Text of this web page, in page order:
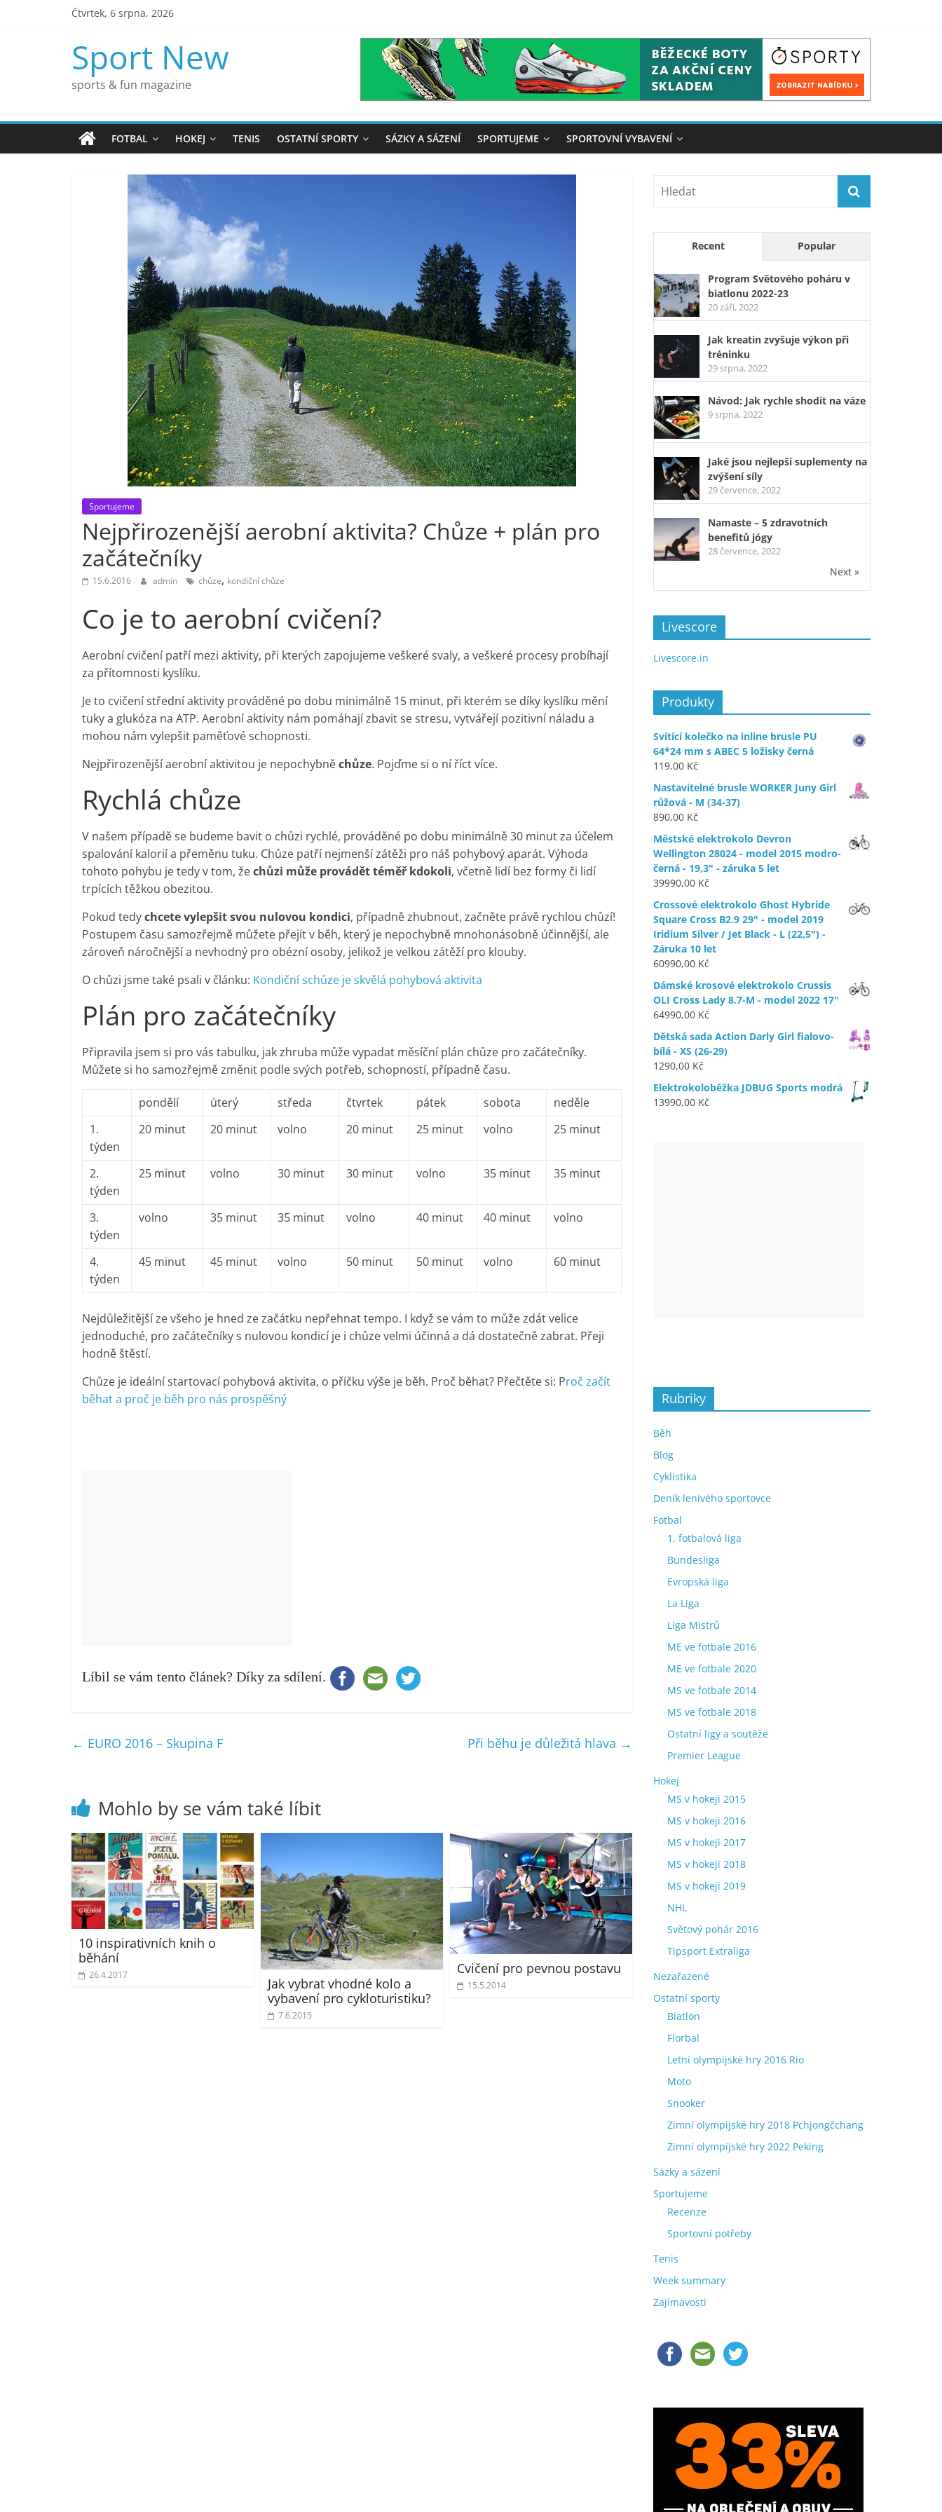
Čtvrtek, 6 srpna, 2026
Sport New
sports & fun magazine
FOTBAL HOKEJ TENIS OSTATNÍ SPORTY SÁZKY A SÁZENÍ SPORTUJEME SPORTOVNÍ VYBAVENÍ
Sportujeme
Nejpřirozenější aerobní aktivita? Chůze + plán pro
začátečníky
15.6.2016 admin chůze, kondiční chůze
Co je to aerobní cvičení?
Aerobní cvičení patří mezi aktivity, při kterých zapojujeme veškeré svaly, a veškeré procesy probíhají
za přítomnosti kyslíku.
Je to cvičení střední aktivity prováděné po dobu minimálně 15 minut, při kterém se díky kyslíku mění
tuky a glukóza na ATP. Aerobní aktivity nám pomáhají zbavit se stresu, vytvářejí pozitivní náladu a
mohou nám vylepšit paměťové schopnosti.
Nejpřirozenější aerobní aktivitou je nepochybněchůze. Pojďme si o ní říct více.
Rychlá chůze
V našem případě se budeme bavit o chůzi rychlé, prováděné po dobu minimálně 30 minut za účelem
spalování kalorií a přeměnu tuku. Chůze patří nejmenší zátěži pro náš pohybový aparát. Výhoda
tohoto pohybu je tedy v tom, žechůzi může provádět téměř kdokoli, včetně lidí bez formy či lidí
trpících těžkou obezitou.
Pokud tedychcete vylepšit svou nulovou kondici, případně zhubnout, začněte právě rychlou chůzí!
Postupem času samozřejmě můžete přejít v běh, který je nepochybně mnohonásobně účinnější, ale
zároveň náročnější a nevhodný pro obézní osoby, jelikož je velkou zátěží pro klouby.
O chůzi jsme také psali v článku: Kondiční schůze je skvělá pohybová aktivita
Plán pro začátečníky
Připravila jsem si pro vás tabulku, jak zhruba může vypadat měsíční plán chůze pro začátečníky.
Můžete si ho samozřejmě změnit podle svých potřeb, schopností, případně času.
pondělí úterý středa čtvrtek pátek sobota
neděle
1.
týden
20 minut 20 minut volno 20 minut 25 minut volno 25 minut
2.
týden
25 minut volno 30 minut 30 minut volno 35 minut 35 minut
3.
týden
volno 35 minut 35 minut volno 40 minut 40 minut volno
4.
týden
45 minut 45 minut volno 50 minut 50 minut volno 60 minut
Nejdůležitější ze všeho je hned ze začátku nepřehnat tempo. I když se vám to může zdát velice
jednoduché, pro začátečníky s nulovou kondicí je i chůze velmi účinná a dá dostatečně zabrat. Přeji
hodně štěstí.
Chůze je ideální startovací pohybová aktivita, o příčku výše je běh. Proč běhat? Přečtěte si: Proč začít
běhat a proč je běh pro nás prospěšný
Líbil se vám tento článek? Díky za sdílení.
← EURO 2016 – Skupina F Při běhu je důležitá hlava →
Mohlo by se vám také líbit
10 inspirativních knih o
běhání
26.4.2017
Jak vybrat vhodné kolo a
vybavení pro cykloturistiku?
7.6.2015
Cvičení pro pevnou postavu
15.5.2014
Recent Popular
Program Světového poháru v
biatlonu 2022-23
20 září, 2022
Jak kreatin zvyšuje výkon při
tréninku
29 srpna, 2022
Návod: Jak rychle shodit na váze
9 srpna, 2022
Jaké jsou nejlepší suplementy na
zvýšení síly
29 července, 2022
Namaste – 5 zdravotních
benefitů jógy
28 července, 2022
Next »
Livescore
Livescore.in
Produkty
Svítící kolečko na inline brusle PU
64*24 mm s ABEC 5 ložisky černá
119,00 Kč
Nastavitelné brusle WORKER Juny Girl
růžová - M (34-37)
890,00 Kč
Městské elektrokolo Devron
Wellington 28024 - model 2015 modro-
černá - 19,3" - záruka 5 let
39990,00 Kč
Crossové elektrokolo Ghost Hybride
Square Cross B2.9 29" - model 2019
Iridium Silver / Jet Black - L (22,5") -
Záruka 10 let
60990,00 Kč
Dámské krosové elektrokolo Crussis
OLI Cross Lady 8.7-M - model 2022 17"
64990,00 Kč
Dětská sada Action Darly Girl fialovo-
bílá - XS (26-29)
1290,00 Kč
Elektrokoloběžka JDBUG Sports modrá
13990,00 Kč
Rubriky
Běh
Blog
Cyklistika
Deník lenivého sportovce
Fotbal
1. fotbalová liga
Bundesliga
Evropská liga
La Liga
Liga Mistrů
ME ve fotbale 2016
ME ve fotbale 2020
MS ve fotbale 2014
MS ve fotbale 2018
Ostatní ligy a soutěže
Premier League
Hokej
MS v hokeji 2015
MS v hokeji 2016
MS v hokeji 2017
MS v hokeji 2018
MS v hokeji 2019
NHL
Světový pohár 2016
Tipsport Extraliga
Nezařazené
Ostatní sporty
Biatlon
Florbal
Letní olympijské hry 2016 Rio
Moto
Snooker
Zimní olympijské hry 2018 Pchjongčchang
Zimní olympijské hry 2022 Peking
Sázky a sázení
Sportujeme
Recenze
Sportovní potřeby
Tenis
Week summary
Zajímavosti